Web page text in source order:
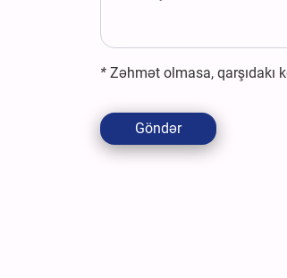
* Zəhmət olmasa, qarşıdakı
Göndər